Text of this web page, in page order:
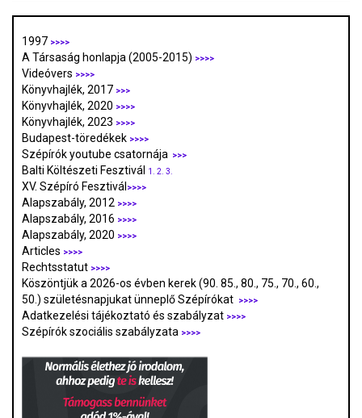
1997 >>>>
A Társaság honlapja (2005-2015) >>>>
Videóvers >>>>
Könyvhajlék, 2017 >>>
Könyvhajlék, 2020 >>>>
Könyvhajlék, 2023 >>>>
Budapest-töredékek >>>>
Szépírók youtube csatornája >>>
Balti Költészeti Fesztivál 1. 2. 3.
XV. Szépíró Fesztivál >>>>
Alapszabály, 2012 >>>>
Alapszabály, 2016 >>>>
Alapszabály, 2020 >>>>
Articles >>>>
Rechtsstatut >>>>
Köszöntjük a 2026-os évben kerek (90. 85., 80., 75., 70., 60.,
50.) születésnapjukat ünneplő Szépírókat
>>>>
Adatkezelési tájékoztató és szabályzat >>>>
Szépírók szociális szabályzata >>>>